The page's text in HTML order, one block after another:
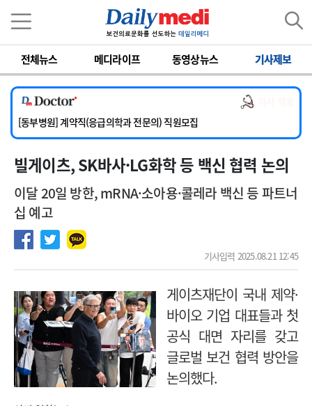
전체뉴스 메디라이프 동영상뉴스 기사제보
[서울아산병원] 2026년 하반기 인턴 모집
[영남대학교의료원] 마취통증의학과 임기제 임상의사 채용
[충남대학교병원] 소아청소년과(소아응급전담) 계약직 의사 공개채용
[동부병원] 계약직(응급의학과 전문의) 직원모집
[이대목동병원] 하반기 전공의(레지던트1년차) 모집
[서울아산병원] 2026년 하반기 인턴 모집
빌게이츠, SK바사·LG화학 등 백신 협력 논의
이달 20일 방한, mRNA·소아용·콜레라 백신 등 파트너
십 예고
기사입력 2025.08.21 12:45
게이츠재단이 국내 제약·
바이오 기업 대표들과 첫
공식 대면 자리를 갖고
글로벌 보건 협력 방안을
논의했다.